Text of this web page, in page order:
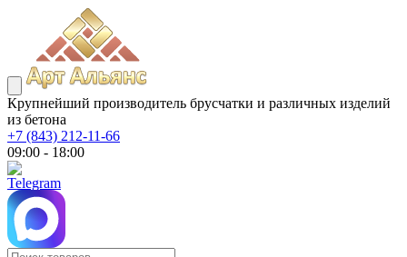
Крупнейший производитель брусчатки и различных изделий
из бетона
+7 (843) 212-11-66
09:00 - 18:00